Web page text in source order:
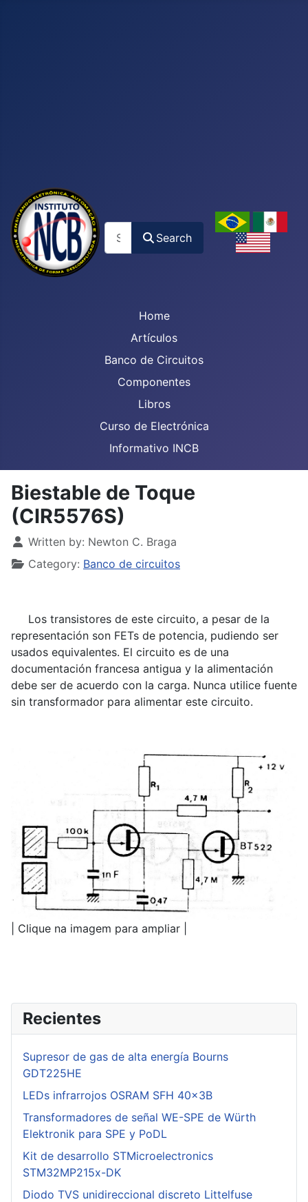
Search
Home
Artículos
Banco de Circuitos
Componentes
Libros
Curso de Electrónica
Informativo INCB
Biestable de Toque
(CIR5576S)
Details
Written by: Newton C. Braga
Category: Banco de circuitos
Los transistores de este circuito, a pesar de la
representación son FETs de potencia, pudiendo ser
usados equivalentes. El circuito es de una
documentación francesa antigua y la alimentación
debe ser de acuerdo con la carga. Nunca utilice fuente
sin transformador para alimentar este circuito.
| Clique na imagem para ampliar |
Recientes
Supresor de gas de alta energía Bourns
GDT225HE
LEDs infrarrojos OSRAM SFH 40x3B
Transformadores de señal WE-SPE de Würth
Elektronik para SPE y PoDL
Kit de desarrollo STMicroelectronics
STM32MP215x-DK
Diodo TVS unidireccional discreto Littelfuse